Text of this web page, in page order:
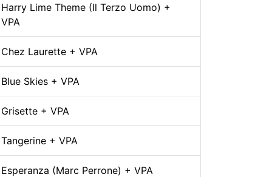
Harry Lime Theme (Il Terzo Uomo) +
VPA
Chez Laurette + VPA
Blue Skies + VPA
Grisette + VPA
Tangerine + VPA
Esperanza (Marc Perrone) + VPA